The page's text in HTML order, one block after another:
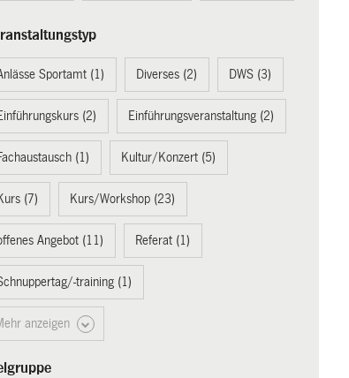
Sportamt (1) Diverses (2) DWS (3)
(2) Einführungsveranstaltung (2)
(1) Kultur/Konzert (5)
(7) Kurs/Workshop (23)
Angebot (11) Referat (1)
training (1)
anzeigen